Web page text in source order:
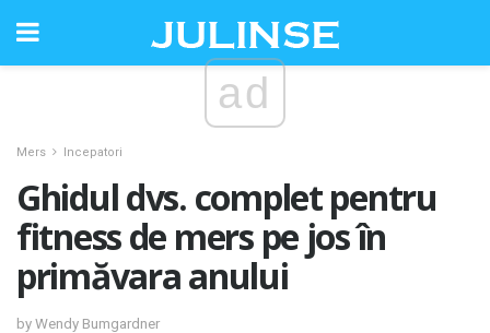
ad
Mers Incepatori
Ghidul dvs. complet pentru
fitness de mers pe jos în
primăvara anului
by Wendy Bumgardner